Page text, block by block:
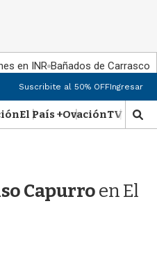
en INR Bañados de Carrasco
Suscribite al 50% OFFIngresar
El País +OvaciónTV Show
M
o
Capurroen El